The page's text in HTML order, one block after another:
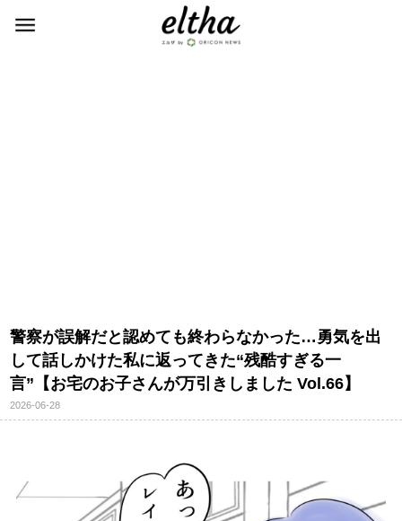
警察が誤解だと認めても終わらなかった…勇気を出
して話しかけた私に返ってきた“残酷すぎる一
言”【お宅のお子さんが万引きしました Vol.66】
2026-06-28